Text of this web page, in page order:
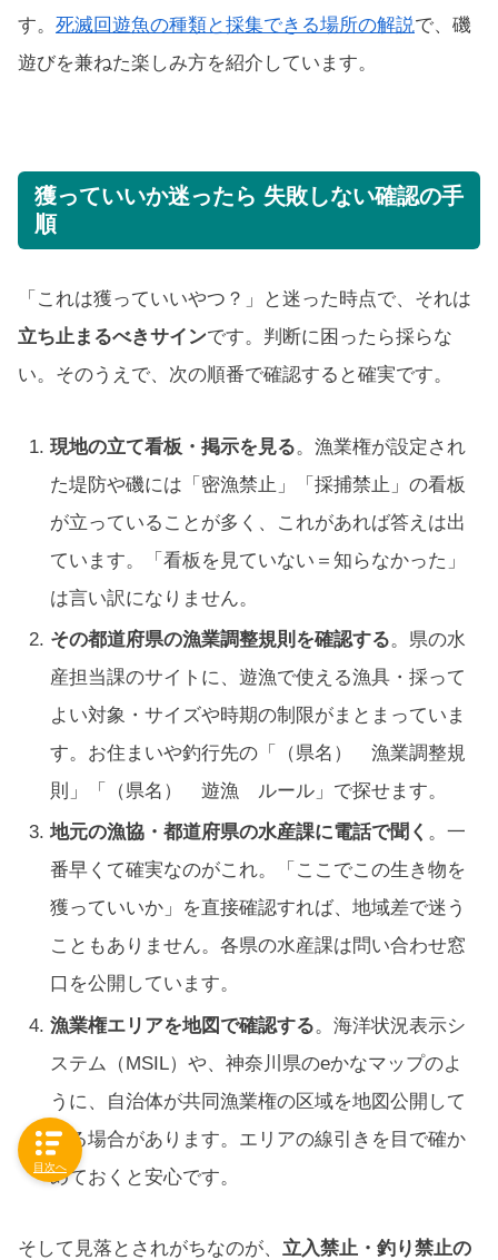
す。 死滅回遊魚の種類と採集できる場所の解説で、磯
遊びを兼ねた楽しみ方を紹介しています。
獲っていいか迷ったら 失敗しない確認の手
順
「これは獲っていいやつ？」と迷った時点で、それは
立ち止まるべきサインです。判断に困ったら採らな
い。そのうえで、次の順番で確認すると確実です。
現地の立て看板・掲示を見る。漁業権が設定され
た堤防や磯には「密漁禁止」「採捕禁止」の看板
が立っていることが多く、これがあれば答えは出
ています。「看板を見ていない＝知らなかった」
は言い訳になりません。
その都道府県の漁業調整規則を確認する。県の水
産担当課のサイトに、遊漁で使える漁具・採って
よい対象・サイズや時期の制限がまとまっていま
す。お住まいや釣行先の「（県名） 漁業調整規
則」「（県名） 遊漁 ルール」で探せます。
地元の漁協・都道府県の水産課に電話で聞く 。一
番早くて確実なのがこれ。「ここでこの生き物を
獲っていいか」を直接確認すれば、地域差で迷う
こともありません。各県の水産課は問い合わせ窓
口を公開しています。
漁業権エリアを地図で確認する。海洋状況表示シ
ステム（MSIL）や、神奈川県のeかなマップのよ
うに、自治体が共同漁業権の区域を地図公開して
いる場合があります。エリアの線引きを目で確か
めておくと安心です。
そして見落とされがちなのが、 立入禁止・釣り禁止の
目次へ